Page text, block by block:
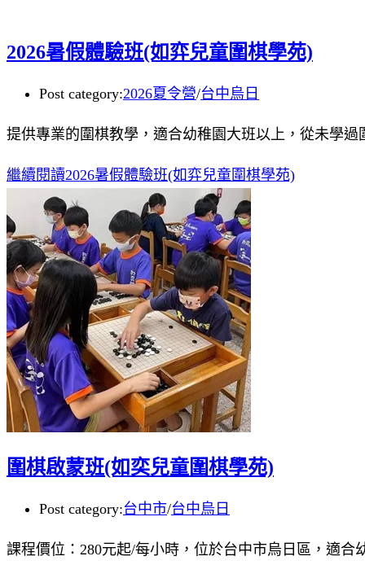
2026暑假體驗班(如弈兒童圍棋學苑)
Post category:2026夏令營/台中烏日
提供專業的圍棋教學，適合幼稚園大班以上，從未學
繼續閱讀2026暑假體驗班(如弈兒童圍棋學苑)
圍棋啟蒙班(如奕兒童圍棋學苑)
Post category:台中市/台中烏日
課程價位：280元起/每小時，位於台中市烏日區，適